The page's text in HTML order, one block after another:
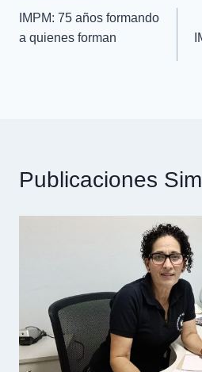
IMPM: 75 años formando
a quienes forman
Publicaciones